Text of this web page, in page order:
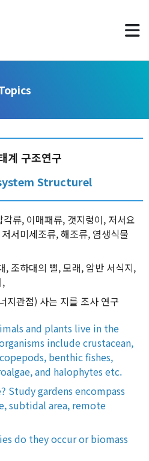
계 구조연구
Structurel
각류, 이매패류, 갯지렁이, 저서요
서미세조류, 해조류, 염생식물
, 조하대의 뻘, 모래, 암반 서식지,
,
지관점) 사는 지를 조사 연구
and plants live in the
include crustacean,
benthic fishes,
and halophytes etc.
Study gardens encompass
subtidal area, remote
do they occur or biomass